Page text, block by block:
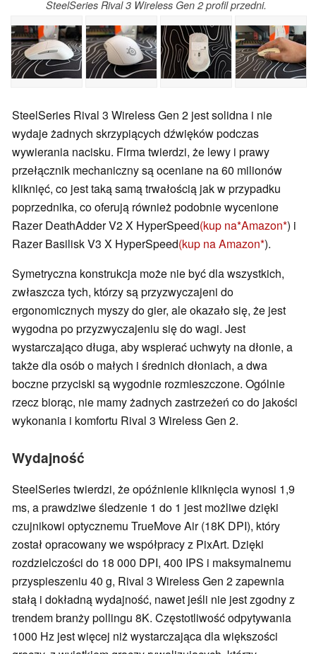
SteelSeries Rival 3 Wireless Gen 2 profil przedni.
SteelSeries Rival 3 Wireless Gen 2 jest solidna i nie
wydaje żadnych skrzypiących dźwięków podczas
wywierania nacisku. Firma twierdzi, że lewy i prawy
przełącznik mechaniczny są oceniane na 60 milionów
kliknięć, co jest taką samą trwałością jak w przypadku
poprzednika, co oferują również podobnie wycenione
Razer DeathAdder V2 X HyperSpeed(kup na Amazon ) i
Razer Basilisk V3 X HyperSpeed(kup na Amazon ).
Symetryczna konstrukcja może nie być dla wszystkich,
zwłaszcza tych, którzy są przyzwyczajeni do
ergonomicznych myszy do gier, ale okazało się, że jest
wygodna po przyzwyczajeniu się do wagi. Jest
wystarczająco długa, aby wspierać uchwyty na dłonie, a
także dla osób o małych i średnich dłoniach, a dwa
boczne przyciski są wygodnie rozmieszczone. Ogólnie
rzecz biorąc, nie mamy żadnych zastrzeżeń co do jakości
wykonania i komfortu Rival 3 Wireless Gen 2.
Wydajność
SteelSeries twierdzi, że opóźnienie kliknięcia wynosi 1,9
ms, a prawdziwe śledzenie 1 do 1 jest możliwe dzięki
czujnikowi optycznemu TrueMove Air (18K DPI), który
został opracowany we współpracy z PixArt. Dzięki
rozdzielczości do 18 000 DPI, 400 IPS i maksymalnemu
przyspieszeniu 40 g, Rival 3 Wireless Gen 2 zapewnia
stałą i dokładną wydajność, nawet jeśli nie jest zgodny z
trendem branży pollingu 8K. Częstotliwość odpytywania
1000 Hz jest więcej niż wystarczająca dla większości